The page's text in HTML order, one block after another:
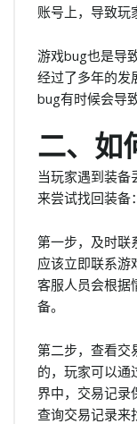
账号上，导致玩
游戏bug也是导
经过了多年的发
bug有时候会导
二、如
当玩家遇到装备
来尝试找回装备：
第一步，及时联
应该立即联系游
客服人员会根据
备。
第二步，查看交
的，玩家可以通
界中，交易记录
查询交易记录来